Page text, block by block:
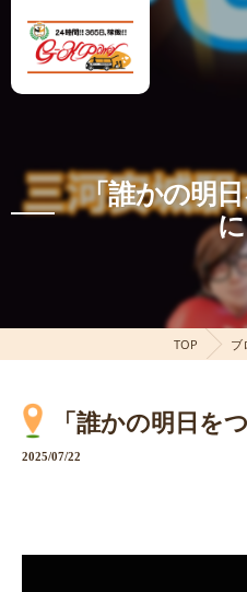
「誰かの明
に
TOP ブ
「誰かの明日を
2025/07/22